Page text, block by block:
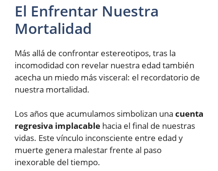
El Enfrentar Nuestra
Mortalidad
Más allá de confrontar estereotipos, tras la
incomodidad con revelar nuestra edad también
acecha un miedo más visceral: el recordatorio de
nuestra mortalidad.
Los años que acumulamos simbolizan una cuenta
regresiva implacable hacia el final de nuestras
vidas. Este vínculo inconsciente entre edad y
muerte genera malestar frente al paso
inexorable del tiempo.